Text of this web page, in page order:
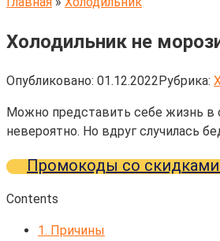
Холодильник не
Опубликовано: 01.12.2022Рубрика:
Можно представить себе жизнь в
невероятно. Но вдруг случилась
Промокоды со
Contents
1. Причины